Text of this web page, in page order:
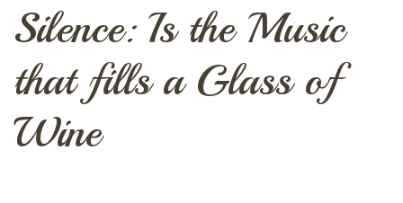
Silence: Is the Music
that fills a Glass of
Wine